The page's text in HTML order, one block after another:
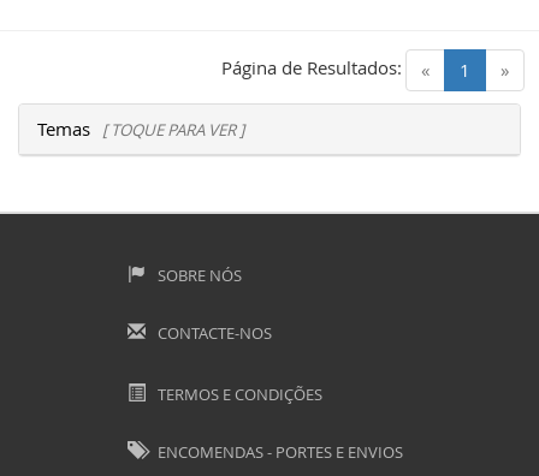
« 1 (current)
»
Página de Resultados:
Temas [ TOQUE PARA VER ]
SOBRE NÓS
CONTACTE-NOS
TERMOS E CONDIÇÕES
ENCOMENDAS - PORTES E ENVIOS